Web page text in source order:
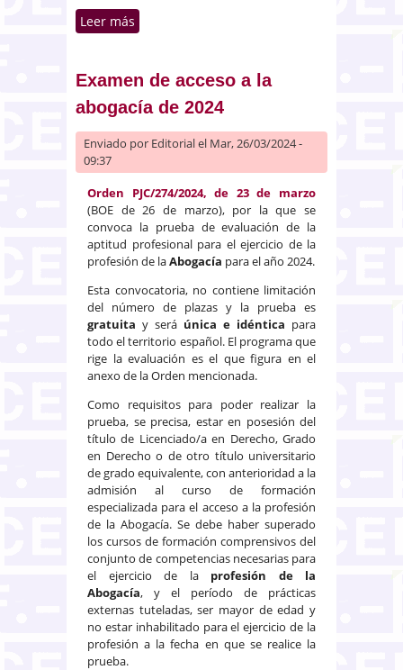
Leer más
patrimonial del Estado por el
cierre de sus negocios durante el
COVID
Examen de acceso a la
abogacía de 2024
Enviado por Editorialel Mar, 26/03/2024 -
09:37
Orden PJC/274/2024, de 23 de marzo
(BOE de 26 de marzo), por la que se
convoca la prueba de evaluación de la
aptitud profesional para el ejercicio de la
profesión de laAbogacía para el año 2024.
Esta convocatoria, no contiene limitación
del número de plazas y la prueba es
gratuita y será única e idéntica para
todo el territorio español. El programa que
rige la evaluación es el que figura en el
anexo de la Orden mencionada.
Como requisitos para poder realizar la
prueba, se precisa, estar en posesión del
título de Licenciado/a en Derecho, Grado
en Derecho o de otro título universitario
de grado equivalente, con anterioridad a la
admisión al curso de formación
especializada para el acceso a la profesión
de la Abogacía. Se debe haber superado
los cursos de formación comprensivos del
conjunto de competencias necesarias para
el ejercicio de la profesión de la
Abogacía, y el período de prácticas
externas tuteladas, ser mayor de edad y
no estar inhabilitado para el ejercicio de la
profesión a la fecha en que se realice la
prueba.